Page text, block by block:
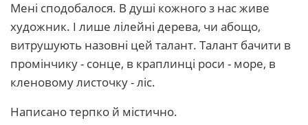
Мені сподобалося. В душі кожного з нас живе
художник. І лише лілейні дерева, чи абощо,
витрушують назовні цей талант. Талант бачити в
промінчику - сонце, в краплинці роси - море, в
кленовому листочку - ліс.
Написано терпко й містично.